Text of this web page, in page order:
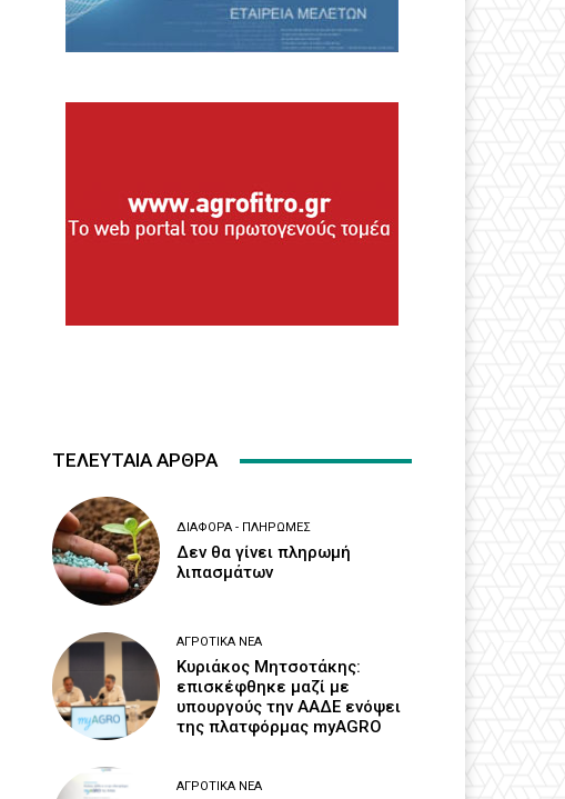
ΤΕΛΕΥΤΑΙΑ ΑΡΘΡΑ
ΔΙΆΦΟΡΑ - ΠΛΗΡΩΜΈΣ
Δεν θα γίνει πληρωμή
λιπασμάτων
ΑΓΡΟΤΙΚΆ ΝΈΑ
Κυριάκος Μητσοτάκης:
επισκέφθηκε μαζί με
υπουργούς την ΑΑΔΕ ενόψει
της πλατφόρμας myAGRO
ΑΓΡΟΤΙΚΆ ΝΈΑ